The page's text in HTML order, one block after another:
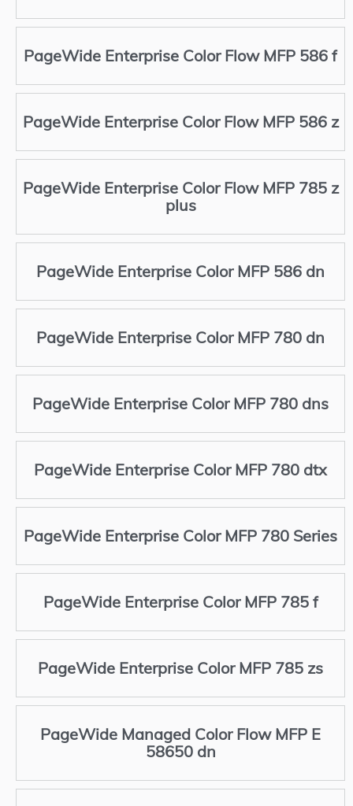
PageWide Enterprise Color Flow MFP 586 f
PageWide Enterprise Color Flow MFP 586 z
PageWide Enterprise Color Flow MFP 785 z
plus
PageWide Enterprise Color MFP 586 dn
PageWide Enterprise Color MFP 780 dn
PageWide Enterprise Color MFP 780 dns
PageWide Enterprise Color MFP 780 dtx
PageWide Enterprise Color MFP 780 Series
PageWide Enterprise Color MFP 785 f
PageWide Enterprise Color MFP 785 zs
PageWide Managed Color Flow MFP E
58650 dn